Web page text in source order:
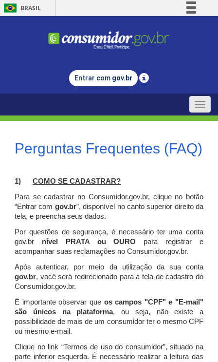
BRASIL
Comunica BR
Legislação
Entrar com gov.br
Toggle
Perguntas Frequentes (FAQ)
1) COMO SE CADASTRAR?
Para se cadastrar no Consumidor.gov.br, clique no botão
“Entrar com gov.br”, disponível no canto superior direito da
tela, e preencha seus dados.
Por questões de segurança, é necessário ter uma conta
gov.br nível PRATA ou OURO para registrar e
acompanhar suas reclamações no Consumidor.gov.br.
Após autenticar, por meio da utilização da sua conta
gov.br, você será redirecionado para a tela de cadastro do
Consumidor.gov.br.
É importante observar que os campos "CPF" e "E-mail"
são únicos na plataforma, ou seja, não existe a
possibilidade de mais de um consumidor ter o mesmo CPF
ou mesmo e-mail.
Clique no link “Termos de uso do consumidor”, situado na
parte inferior esquerda. É necessário realizar a leitura das